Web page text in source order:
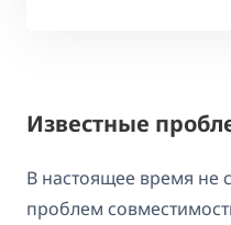
Известные
В настоящее время не
проблем